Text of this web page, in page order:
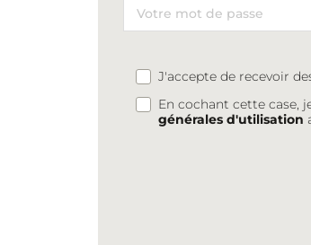
J'accepte de recevoir
En cochant cette case,
générales d'utilisation